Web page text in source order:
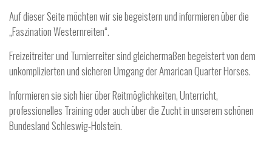
Auf dieser Seite möchten wir sie begeistern und informieren über die
„Faszination Westernreiten“.
Freizeitreiter und Turnierreiter sind gleichermaßen begeistert von dem
unkomplizierten und sicheren Umgang der Amarican Quarter Horses.
Informieren sie sich hier über Reitmöglichkeiten, Unterricht,
professionelles Training oder auch über die Zucht in unserem schönen
Bundesland Schleswig-Holstein.